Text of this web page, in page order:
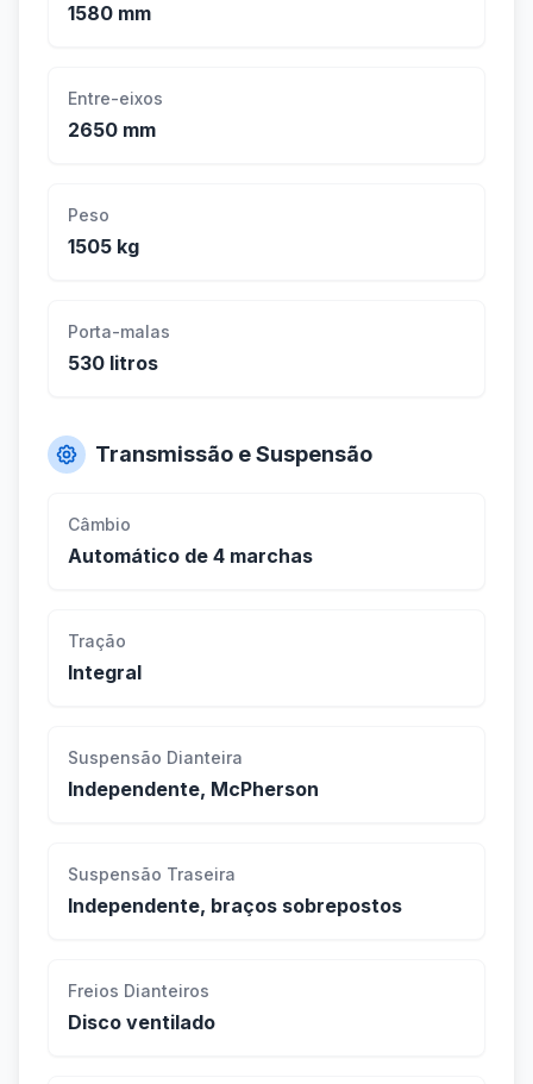
1580 mm
Entre-eixos
2650 mm
Peso
1505 kg
Porta-malas
530 litros
Transmissão e Suspensão
Câmbio
Automático de 4 marchas
Tração
Integral
Suspensão Dianteira
Independente, McPherson
Suspensão Traseira
Independente, braços sobrepostos
Freios Dianteiros
Disco ventilado